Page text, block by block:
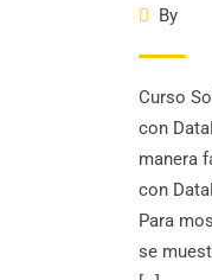
By
Curso
con
manera
con
Para
se